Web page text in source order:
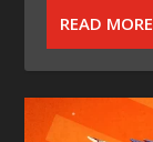
READ MORE